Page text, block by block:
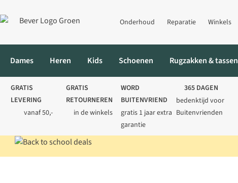
Onderhoud Reparatie Winkels
Dames Heren Kids Schoenen Rugzakken & tassen
GRATIS
LEVERING
vanaf 50,-
GRATIS
RETOURNEREN
in de winkels
WORD
BUITENVRIEND
gratis 1 jaar extra
garantie
365 DAGEN
bedenktijd voor
Buitenvrienden